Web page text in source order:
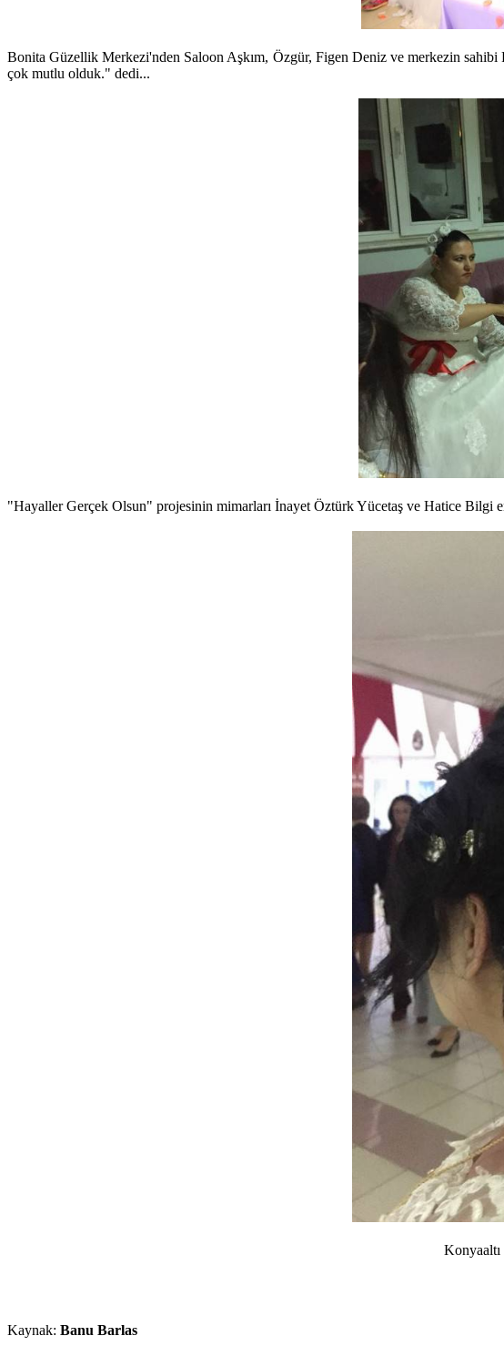
Bonita Güzellik Merkezi'nden Saloon Aşkım, Özgür, Figen Deniz ve merkezin
çok mutlu olduk." dedi...
"Hayaller Gerçek Olsun" projesinin mimarları İnayet Öztürk Yücetaş ve Hatice Bilgi
Kaynak: Banu Barlas